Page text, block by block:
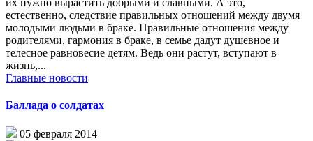
естественно, следствие правильных отношений между двумя
молодыми людьми в браке. Правильные отношения между
родителями, гармония в браке, в семье дадут душевное и
телесное равновесие детям. Ведь они растут, вступают в
жизнь,...
Главные новости
Баллада о солдатах
05 февраля 2014